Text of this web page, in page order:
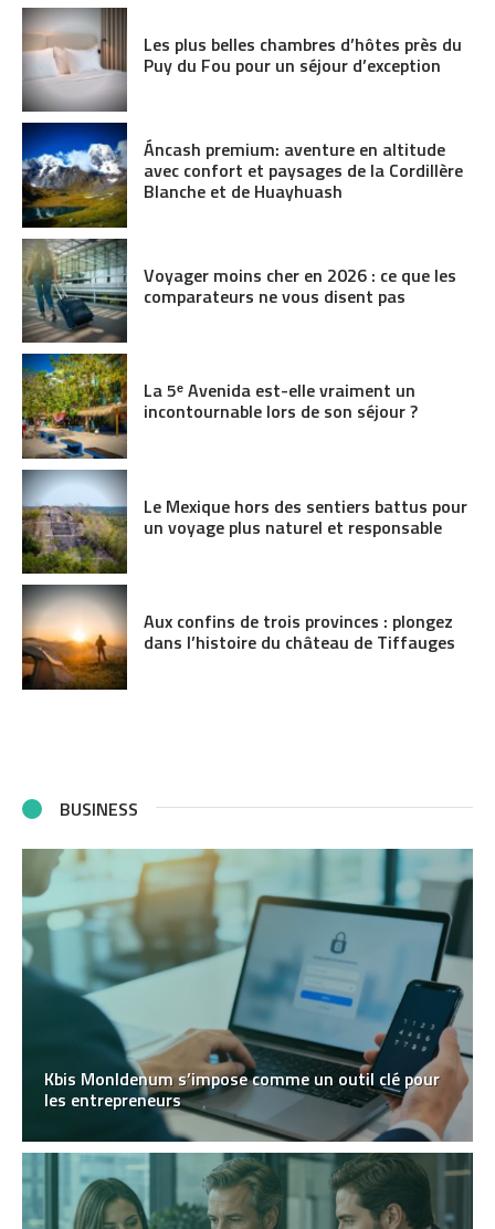
Les plus belles chambres d’hôtes près du
Puy du Fou pour un séjour d’exception
Áncash premium: aventure en altitude
avec confort et paysages de la Cordillère
Blanche et de Huayhuash
Voyager moins cher en 2026 : ce que les
comparateurs ne vous disent pas
La 5ᵉ Avenida est-elle vraiment un
incontournable lors de son séjour ?
Le Mexique hors des sentiers battus pour
un voyage plus naturel et responsable
Aux confins de trois provinces : plongez
dans l’histoire du château de Tiffauges
BUSINESS
Kbis MonIdenum s’impose comme un outil clé pour
les entrepreneurs